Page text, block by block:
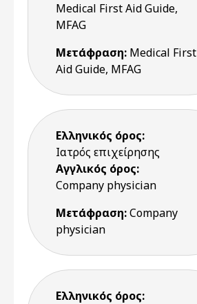
Medical First Aid Guide,
MFAG
Μετάφραση: Medical First
Aid Guide, MFAG
Ελληνικός όρος:
Ιατρός επιχείρησης
Αγγλικός όρος:
Company physician
Μετάφραση:Company
physician
Ελληνικός όρος: